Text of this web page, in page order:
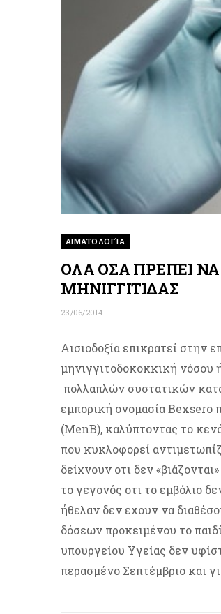
ΑΙΜΑΤΟΛΟΓΊΑ
ΟΛΑ ΟΣΑ ΠΡΕΠΕΙ
ΜΗΝΙΓΓΙΤΙΔΑΣ
23/06/2014
Αισιοδοξία επικρατεί στην
μηνιγγιτοδοκοκκική νόσου
πολλαπλών συστατικών
εμπορική ονομασία Bexsero
(MenB), καλύπτοντας το
που κυκλοφορεί
δείχνουν οτι δεν
το γεγονός οτι το εμβόλιο
ήθελαν δεν εχουν να
δόσεων προκειμένου το
υπουργείου Υγείας δεν
περασμένο Σεπτέμβριο και